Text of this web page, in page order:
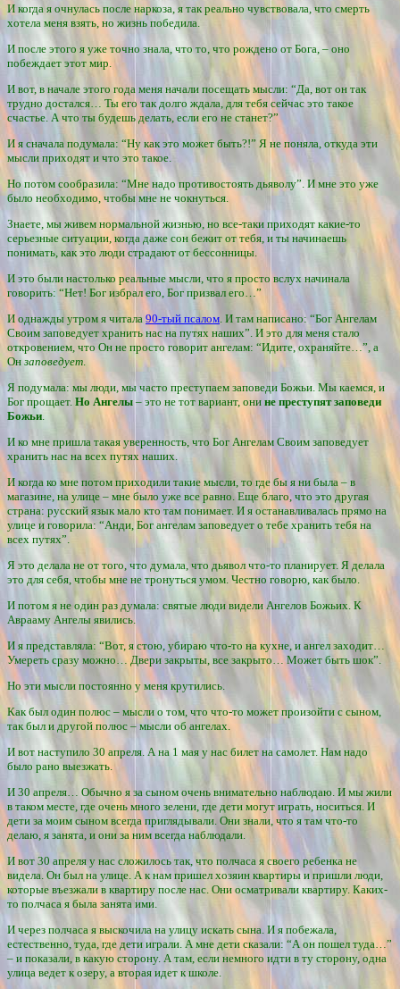
И когда я очнулась после наркоза, я так реально чувствовала, что смерть
хотела меня взять, но жизнь победила.
И после этого я уже точно знала, что то, что рождено от Бога, – оно
побеждает этот мир.
И вот, в начале этого года меня начали посещать мысли: “Да, вот он так
трудно достался… Ты его так долго ждала, для тебя сейчас это такое
счастье. А что ты будешь делать, если его не станет?”
И я сначала подумала: “Ну как это может быть?!” Я не поняла, откуда эти
мысли приходят и что это такое.
Но потом сообразила: “Мне надо противостоять дьяволу”. И мне это уже
было необходимо, чтобы мне не чокнуться.
Знаете, мы живем нормальной жизнью, но все-таки приходят какие-то
серьезные ситуации, когда даже сон бежит от тебя, и ты начинаешь
понимать, как это люди страдают от бессонницы.
И это были настолько реальные мысли, что я просто вслух начинала
говорить: “Нет! Бог избрал его, Бог призвал его…”
И однажды утром я читала 90-тый псалом . И там написано: “Бог Ангелам
Своим заповедует хранить нас на путях наших”. И это для меня стало
откровением, что Он не просто говорит ангелам: “Идите, охраняйте…”, а
Онзаповедует
Я подумала: мы люди, мы часто преступаем заповеди Божьи. Мы каемся, и
Бог прощает. Но Ангелы – это не тот вариант, они не преступят заповеди
Божьи
И ко мне пришла такая уверенность, что Бог Ангелам Своим заповедует
хранить нас на всех путях наших.
И когда ко мне потом приходили такие мысли, то где бы я ни была – в
магазине, на улице – мне было уже все равно. Еще благо, что это другая
страна: русский язык мало кто там понимает. И я останавливалась прямо на
улице и говорила: “Анди, Бог ангелам заповедует о тебе хранить тебя на
всех путях”.
Я это делала не от того, что думала, что дьявол что-то планирует. Я делала
это для себя, чтобы мне не тронуться умом. Честно говорю, как было.
И потом я не один раз думала: святые люди видели Ангелов Божьих. К
Аврааму Ангелы явились.
И я представляла: “Вот, я стою, убираю что-то на кухне, и ангел заходит…
Умереть сразу можно… Двери закрыты, все закрыто… Может быть шок”.
Но эти мысли постоянно у меня крутились.
Как был один полюс – мысли о том, что что-то может произойти с сыном,
так был и другой полюс – мысли об ангелах.
И вот наступило 30 апреля. А на 1 мая у нас билет на самолет. Нам надо
было рано выезжать.
И 30 апреля… Обычно я за сыном очень внимательно наблюдаю. И мы жили
в таком месте, где очень много зелени, где дети могут играть, носиться. И
дети за моим сыном всегда приглядывали. Они знали, что я там что-то
делаю, я занята, и они за ним всегда наблюдали.
И вот 30 апреля у нас сложилось так, что полчаса я своего ребенка не
видела. Он был на улице. А к нам пришел хозяин квартиры и пришли люди,
которые въезжали в квартиру после нас. Они осматривали квартиру. Каких-
то полчаса я была занята ими.
И через полчаса я выскочила на улицу искать сына. И я побежала,
естественно, туда, где дети играли. А мне дети сказали: “А он пошел туда…”
– и показали, в какую сторону. А там, если немного идти в ту сторону, одна
улица ведет к озеру, а вторая идет к школе.